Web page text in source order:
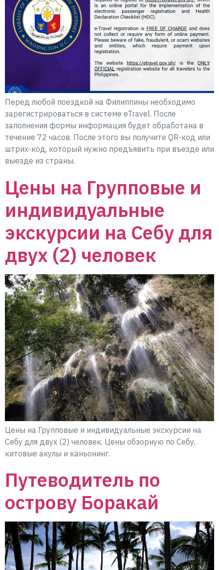
Перед любой поездкой на Филиппины необходимо
зарегистрироваться в системе eTravel. После
заполнения формы информация будет обработана в
течение 72 часов. После этого вы получите QR-код или
штрих-код, который нужно предъявить при въезде или
выезде из страны.
Цены на Групповые и
индивидуальные
экскурсии на Себу для
двух (2) человек
Цены на Групповые и индивидуальные экскурсии на
Себу для двух (2) человек. Цены обзорную по Себу,
китовые акулы и каньонинг.
Путеводитель по
острову Боракай